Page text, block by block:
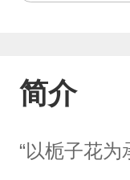
简介
“以栀子花